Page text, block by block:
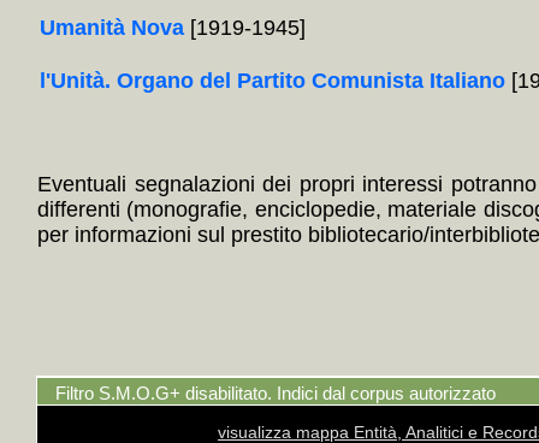
Umanità Nova [1919-1945]
l'Unità. Organo del Partito Comunista Italiano
Eventuali segnalazioni dei propri interessi
differenti (monografie, enciclopedie, materiale
per informazioni sul prestito bibliotecario/
Filtro S.M.O.G+ disabilitato. Indici dal corpus autorizzato
visualizza mappa Entità, Analitici e